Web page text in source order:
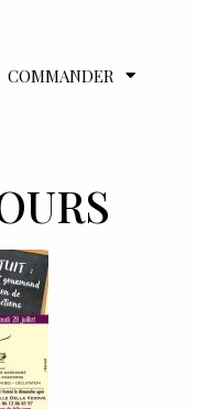
COMMANDER